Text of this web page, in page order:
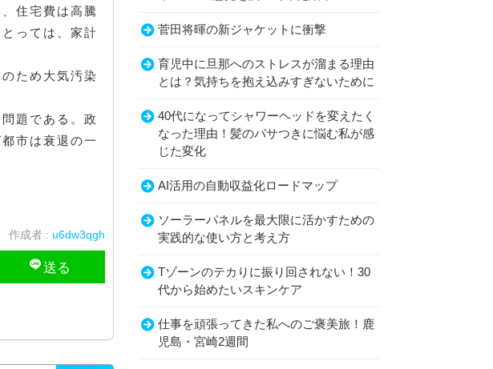
住宅費は高騰
っては、家計
ため大気汚染
題である。政
市は衰退の一
作成者 : u6dw3qgh
菅田将暉の新ジャケットに衝撃
育児中に旦那へのストレスが溜まる理由
とは？気持ちを抱え込みすぎないために
40代になってシャワーヘッドを変えたく
なった理由！髪のパサつきに悩む私が感
じた変化
AI活用の自動収益化ロードマップ
ソーラーパネルを最大限に活かすための
実践的な使い方と考え方
Tゾーンのテカりに振り回されない！30
代から始めたいスキンケア
仕事を頑張ってきた私へのご褒美旅！鹿
児島・宮崎2週間